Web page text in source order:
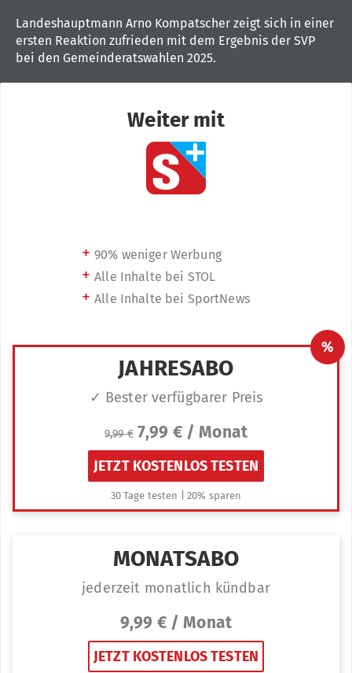
Landeshauptmann Arno Kompatscher zeigt sich in einer
ersten Reaktion zufrieden mit dem Ergebnis der SVP
bei den Gemeinderatswahlen 2025.